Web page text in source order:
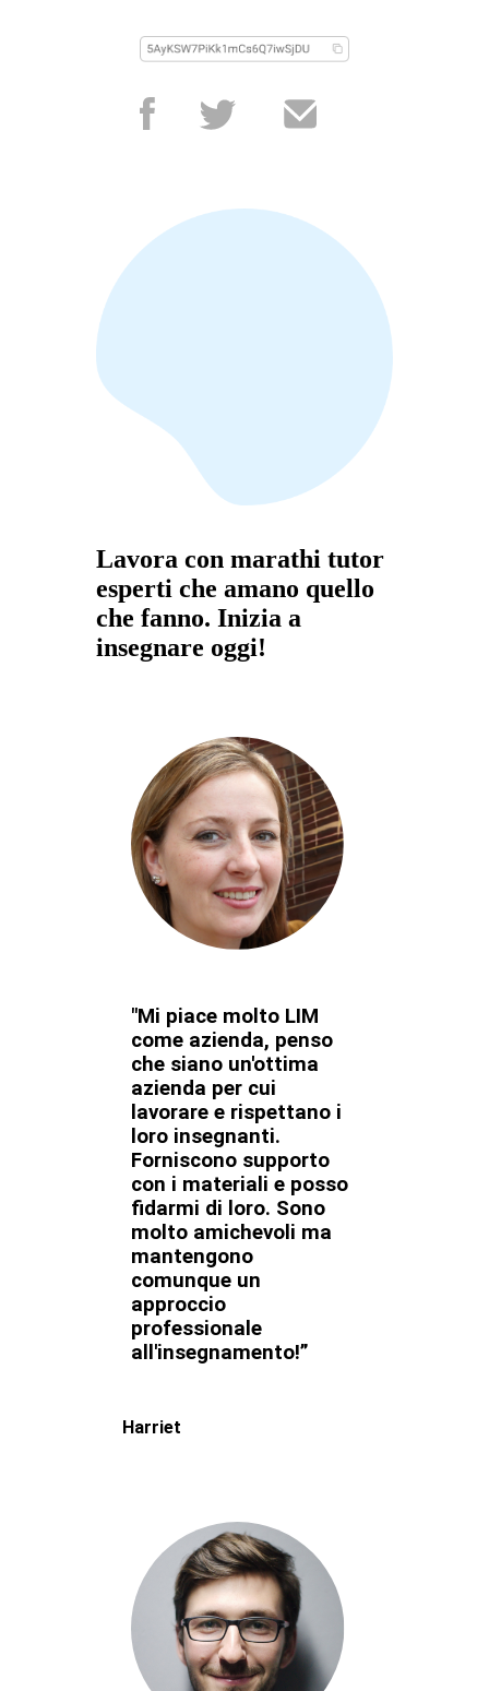
Lavora con marathi tutor
esperti che amano quello
che fanno. Inizia a
insegnare oggi!
"Mi piace molto LIM
come azienda, penso
che siano un'ottima
azienda per cui
lavorare e rispettano i
loro insegnanti.
Forniscono supporto
con i materiali e posso
fidarmi di loro. Sono
molto amichevoli ma
mantengono
comunque un
approccio
professionale
all'insegnamento!”
Harriet